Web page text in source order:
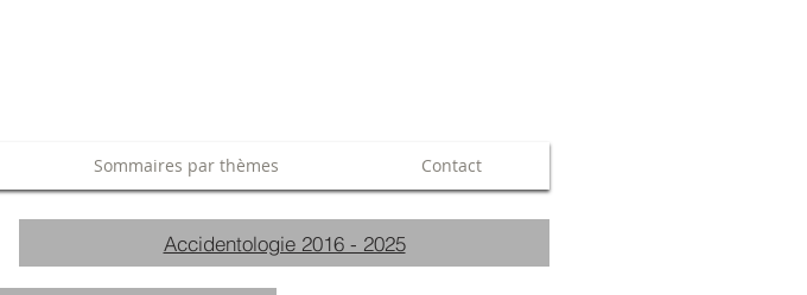
Sommaires par thèmes Contact
Accidentologie 2016 - 2025